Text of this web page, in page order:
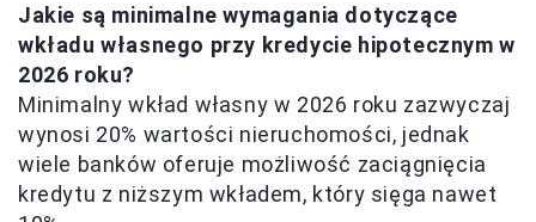
Jakie są minimalne wymagania dotyczące
wkładu własnego przy kredycie hipotecznym w
2026 roku?
Minimalny wkład własny w 2026 roku zazwyczaj
wynosi 20% wartości nieruchomości, jednak
wiele banków oferuje możliwość zaciągnięcia
kredytu z niższym wkładem, który sięga nawet